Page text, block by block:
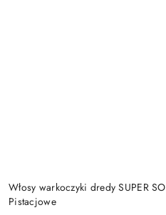
Włosy warkoczyki dredy SUPER
Pistacjowe